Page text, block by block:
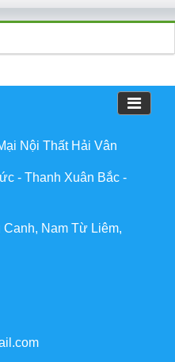
Nội Thất Hải Vân
- Thanh Xuân Bắc -
Nam Từ Liêm,